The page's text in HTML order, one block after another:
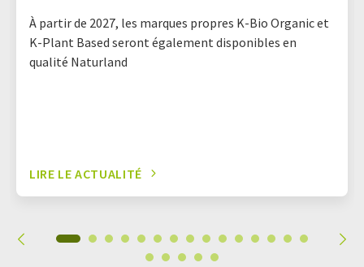
À partir de 2027, les marques propres K-Bio Organic et
K-Plant Based seront également disponibles en
qualité Naturland
LIRE LE ACTUALITÉ